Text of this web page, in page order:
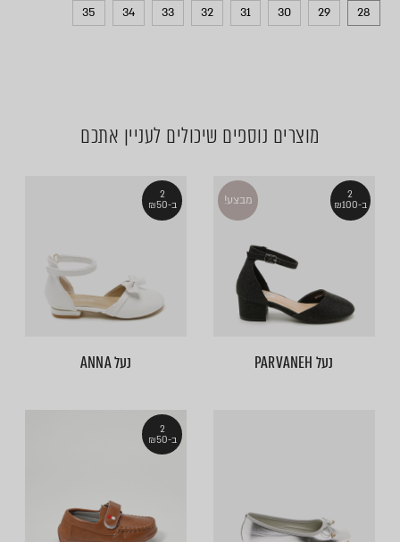
28
29
30
31
32
33
34
35
מוצרים נוספים שיכולים לעניין אתכם
2
ב-₪100
מבצע!
נעל PARVANEH
2
ב-₪50
נעל ANNA
2
ב-₪50